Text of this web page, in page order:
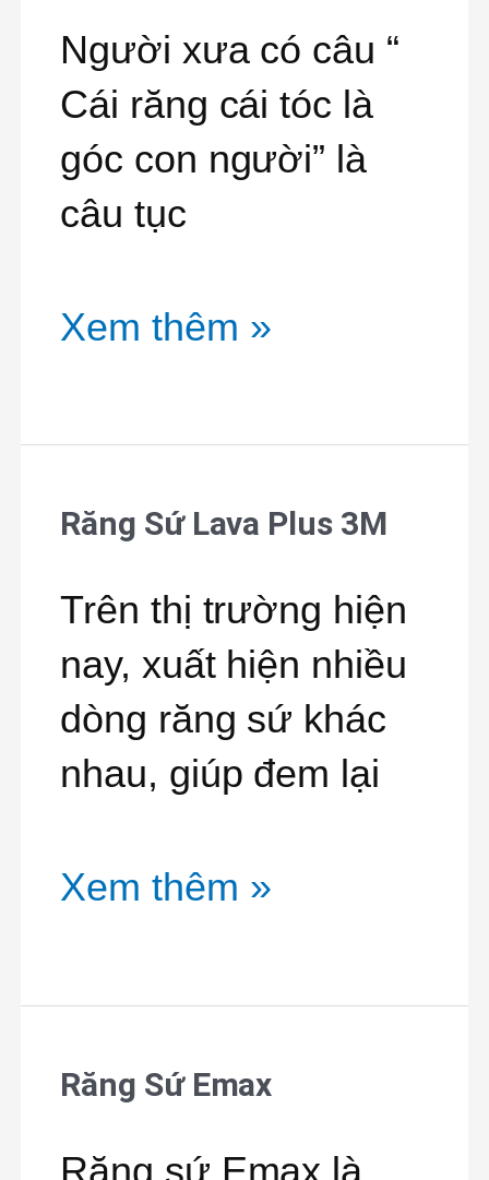
Người xưa có câu “
Cái răng cái tóc là
góc con người” là
câu tục
Sứ
Zolid
Xem thêm »
Răng Sứ Lava Plus 3M
Trên thị trường hiện
nay, xuất hiện nhiều
dòng răng sứ khác
nhau, giúp đem lại
Răng
Sứ
Plus
3M
Xem thêm »
Răng Sứ Emax
Răng sứ Emax là
Răng
Sứ